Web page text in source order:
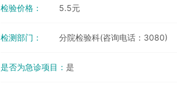
检验价格： 5.5元
检测部门： 分院检验科(咨询电话：3080)
是否为急诊项目： 是